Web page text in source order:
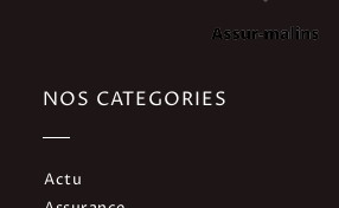
NOS CATEGORIES
Actu